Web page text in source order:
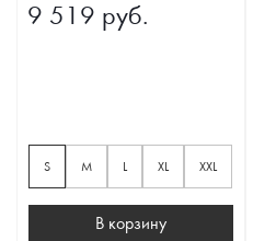
9 519 руб.
S M L XL XXL
В корзину